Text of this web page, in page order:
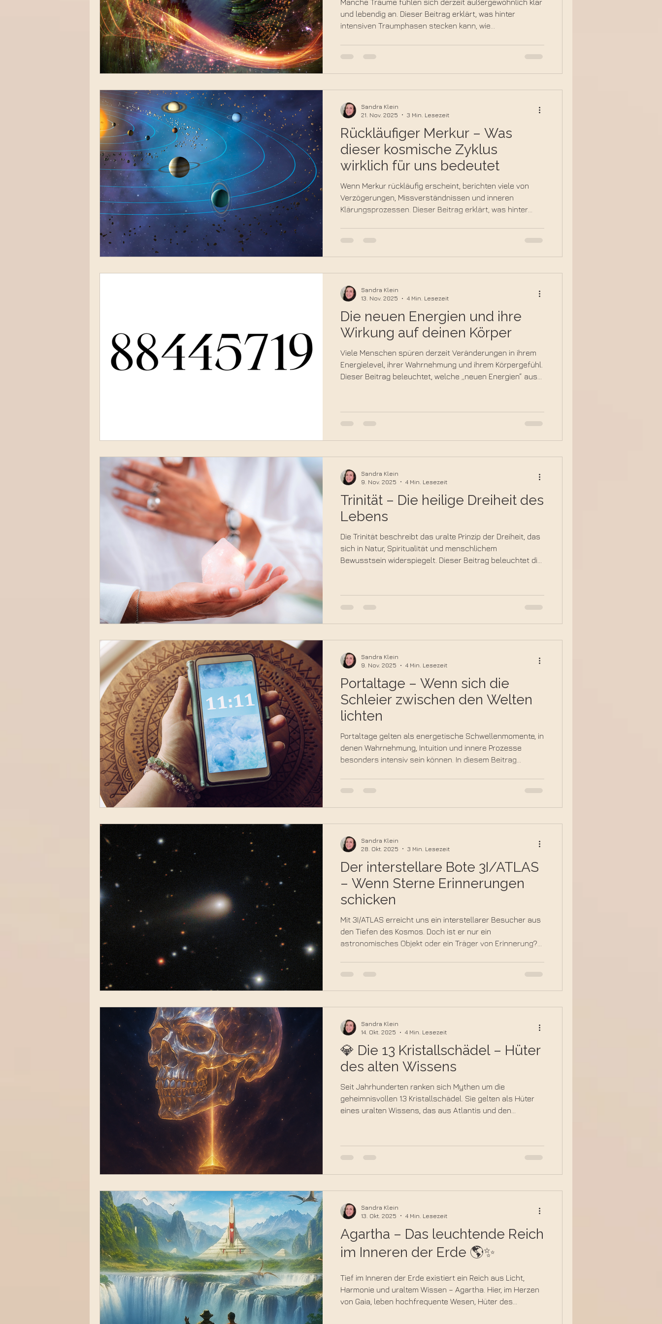
Manche Träume fühlen sich derzeit außergewöhnlich klar
und lebendig an. Dieser Beitrag erklärt, was hinter
intensiven Traumphasen stecken kann, wie
Rückläufiger Merkur – Was
dieser kosmische Zyklus
wirklich für uns bedeutet
Wenn Merkur rückläufig erscheint, berichten viele von
Verzögerungen, Missverständnissen und inneren
Klärungsprozessen. Dieser Beitrag erklärt, was hinter
Sandra Klein
21. Nov. 2025
3 Min. Lesezeit
Die neuen Energien und ihre
Wirkung auf deinen Körper
Viele Menschen spüren derzeit Veränderungen in ihrem
Energielevel, ihrer Wahrnehmung und ihrem Körpergefühl.
Dieser Beitrag beleuchtet, welche „neuen Energien“ aus
bewusst und stabil mit diesen Prozessen umgehst.
Sandra Klein
13. Nov. 2025
4 Min. Lesezeit
Trinität – Die heilige Dreiheit des
Lebens
Die Trinität beschreibt das uralte Prinzip der Dreiheit, das
sich in Natur, Spiritualität und menschlichem
Bewusstsein widerspiegelt. Dieser Beitrag beleuchtet die
Alltag bewusst erfahren lässt.
Sandra Klein
9. Nov. 2025
4 Min. Lesezeit
Portaltage – Wenn sich die
Schleier zwischen den Welten
lichten
Portaltage gelten als energetische Schwellenmomente, in
denen Wahrnehmung, Intuition und innere Prozesse
besonders intensiv sein können. In diesem Beitrag
reagieren.
Sandra Klein
9. Nov. 2025
4 Min. Lesezeit
Der interstellare Bote 3I/ATLAS
– Wenn Sterne Erinnerungen
schicken
Mit 3I/ATLAS erreicht uns ein interstellarer Besucher aus
den Tiefen des Kosmos. Doch ist er nur ein
astronomisches Objekt oder ein Träger von Erinnerung?
bewusste Übermittler von Zeit, Ursprung und Erinnerung
Sandra Klein
28. Okt. 2025
3 Min. Lesezeit
💎 Die 13 Kristallschädel – Hüter
des alten Wissens
Seit Jahrhunderten ranken sich Mythen um die
geheimnisvollen 13 Kristallschädel. Sie gelten als Hüter
eines uralten Wissens, das aus Atlantis und den
Transformation und Rückverbindung mit dem göttlichen
Sandra Klein
14. Okt. 2025
4 Min. Lesezeit
Agartha – Das leuchtende Reich
im Inneren der Erde 🌎✨
Tief im Inneren der Erde existiert ein Reich aus Licht,
Harmonie und uraltem Wissen – Agartha. Hier, im Herzen
von Gaia, leben hochfrequente Wesen, Hüter des
Sandra Klein
13. Okt. 2025
4 Min. Lesezeit